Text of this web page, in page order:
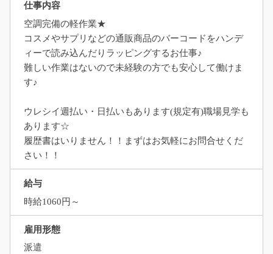
仕事内容
空調完備の軽作業★
コスメやサプリなどの通販商品のバーコードをハンデ
ィーで読み込んだりラッピングするお仕事♪
難しい作業はないので未経験の方でも安心して働けま
す♪
ウレシイ週払い・日払いもあります(規定有)職場見学も
あります☆
履歴書はいりません！！まずはお気軽にお問合せくだ
さい！！
給与
時給1060円～
雇用形態
派遣